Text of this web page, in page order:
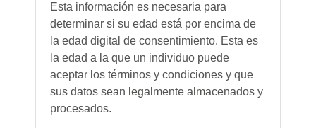
Esta información es necesaria para
determinar si su edad está por encima de
la edad digital de consentimiento. Esta es
la edad a la que un individuo puede
aceptar los términos y condiciones y que
sus datos sean legalmente almacenados y
procesados.